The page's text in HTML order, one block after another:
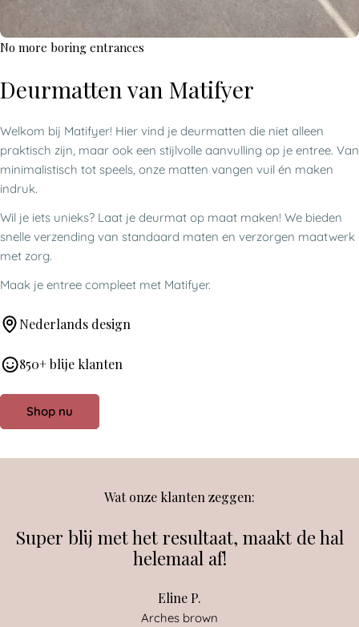
No more boring entrances
Deurmatten van Matifyer
Welkom bij Matifyer! Hier vind je deurmatten die niet alleen
praktisch zijn, maar ook een stijlvolle aanvulling op je entree. Van
minimalistisch tot speels, onze matten vangen vuil én maken
indruk.
Wil je iets unieks? Laat je deurmat op maat maken! We bieden
snelle verzending van standaard maten en verzorgen maatwerk
met zorg.
Maak je entree compleet met Matifyer.
Nederlands design
850+ blije klanten
Shop nu
Wat onze klanten zeggen:
Super blij met het resultaat, maakt de hal
helemaal af!
Eline P.
Arches brown